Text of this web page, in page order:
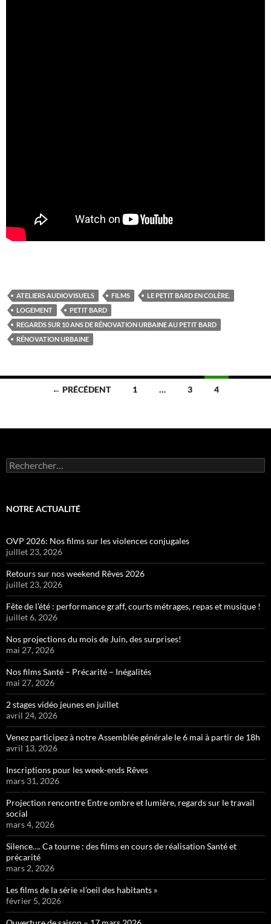
ATELIERS AUDIOVISUELS FILMS
LE PETIT BARD EN COLÈRE.
LOGEMENT
PETIT BARD
REGARDS SUR 10 ANS DE RÉNOVATION URBAINE AU PETIT BARD
RÉNOVATION URBAINE
Navigation
articles
← PRÉCÉDENT 1 … 3 4
Rechercher :
NOTRE ACTUALITÉ
OVP 2026: Nos films sur les violences conjugales
juillet 23, 2026
Retours sur nos weekend Rêves 2026
juillet 23, 2026
Fête de l’été : performance graff, courts métrages, repas et musique !
juillet 6, 2026
Nos projections du mois de Juin, des surprises!
mai 27, 2026
Nos films Santé – Précarité – Inégalités
mai 27, 2026
2 stages vidéo jeunes en juillet
avril 24, 2026
Venez participez à notre Assemblée générale le 6 mai à partir de 18h
avril 13, 2026
Inscriptions pour les week-ends Rêves
mars 31, 2026
Projection rencontre Entre ombre et lumière, regards sur le travail
social
mars 4, 2026
Silence…. Ca tourne : des films en cours de réalisation Santé et
précarité
mars 2, 2026
Les films de la série »l’oeil des habitants »
février 5, 2026